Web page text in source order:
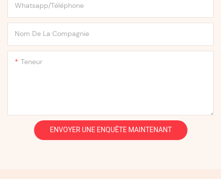
Whatsapp/Téléphone
Nom De La Compagnie
Teneur
ENVOYER UNE ENQUÊTE MAINTENANT